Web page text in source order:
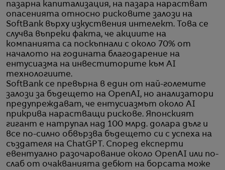
пазарна капитализация, на пазара нарастват
опасенията относно рисковите залози на
SoftBank върху изкуствения интелект. Това се
случва въпреки факта, че акциите на
компанията са поскъпнали с около 70% от
началото на годината благодарение на
ентусиазма на инвеститорите към AI
технологиите.
SoftBank се превърна в един от най-големите
залози за бъдещето на OpenAI, но анализатори
предупреждават, че ентусиазмът около AI
прикрива нарастващи рискове. Японският
гигант е натрупал над 100 млрд. долара дълг и
все по-силно обвързва бъдещето си с успеха на
създателя на ChatGPT. Според експерти
евентуално разочарование около OpenAI или по-
слаб от очакванията дебют на борсата може